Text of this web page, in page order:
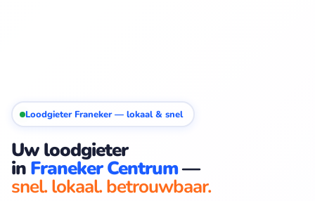
Loodgieter Franeker — lokaal & snel
Uw loodgieter
in Franeker Centrum—
snel. lokaal. betrouwbaar.